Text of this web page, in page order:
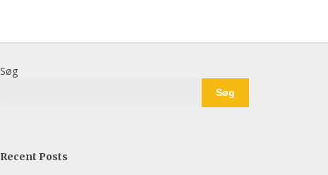
Søg
Søg
Recent Posts